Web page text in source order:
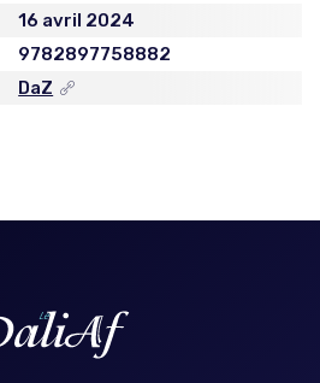
16 avril 2024
9782897758882
DaZ
Ce
fenêtre